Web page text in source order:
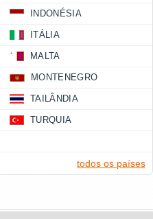
INDONÉSIA
ITÁLIA
MALTA
MONTENEGRO
TAILÂNDIA
TURQUIA
todos os países